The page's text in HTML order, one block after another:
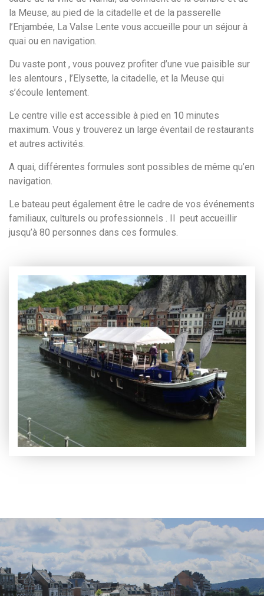
la Meuse, au pied de la citadelle et de la passerelle
l’Enjambée, La Valse Lente vous accueille pour un séjour à
quai ou en navigation.
Du vaste pont , vous pouvez profiter d’une vue paisible sur
les alentours , l’Elysette, la citadelle, et la Meuse qui
s’écoule lentement.
Le centre ville est accessible à pied en 10 minutes
maximum. Vous y trouverez un large éventail de restaurants
et autres activités.
A quai, différentes formules sont possibles de même qu’en
navigation.
Le bateau peut également être le cadre de vos événements
familiaux, culturels ou professionnels . Il peut accueillir
jusqu’à 80 personnes dans ces formules.